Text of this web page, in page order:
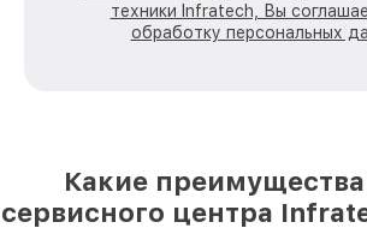
техники Infratech, Вы
обработку персональных
Какие
сервисного центра